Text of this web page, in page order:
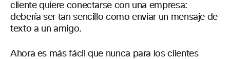
cliente quiere conectarse con una empresa:
debería ser tan sencillo como enviar un mensaje de
texto a un amigo.
Ahora es más fácil que nunca para los clientes